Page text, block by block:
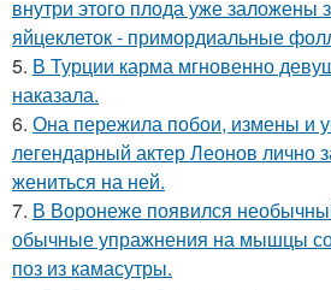
внутри этого плода уже заложены
яйцеклеток - примордиальные
5. В Турции карма мгновенно
наказала.
6. Она пережила побои, измены и
легендарный актер Леонов лично
жениться на ней.
7. В Воронеже появился
обычные упражнения на мышцы
поз из камасутры.